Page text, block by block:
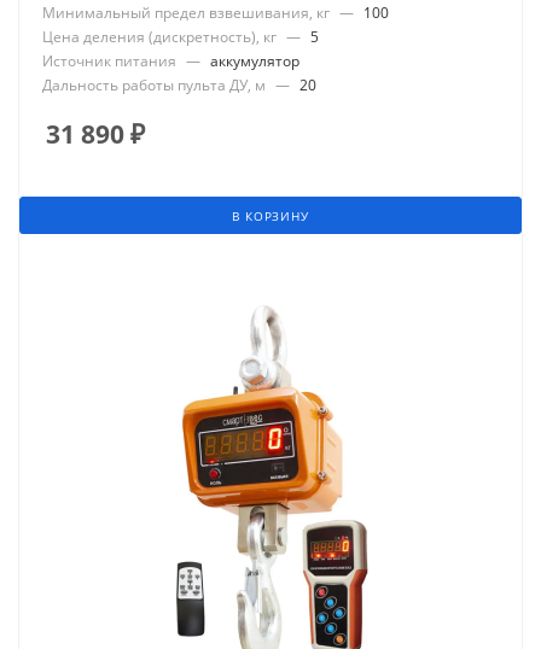
Минимальный предел взвешивания, кг — 100
Цена деления (дискретность), кг — 5
Источник питания — аккумулятор
Дальность работы пульта ДУ, м — 20
31 890₽
В КОРЗИНУ